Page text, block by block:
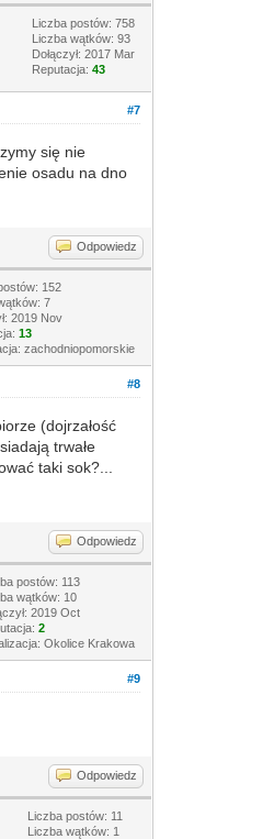
Liczba postów: 758
Liczba wątków: 93
Dołączył: 2017 Mar
Reputacja:43
#7
się nie
osadu na dno
Odpowiedz
152
7
2019 Nov
13
zachodniopomorskie
#8
(dojrzałość
trwałe
taki sok?...
Odpowiedz
postów: 113
wątków: 10
2019 Oct
2
Okolice Krakowa
#9
Odpowiedz
Liczba postów: 11
Liczba wątków: 1